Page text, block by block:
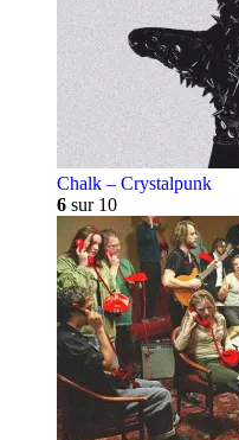
Chalk – Crystalpunk
6 sur 10